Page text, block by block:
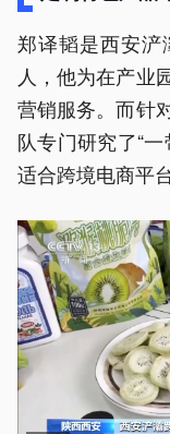
郑译韬是西安浐
人，他为在产业
营销服务。而针
队专门研究了“
适合跨境电商平